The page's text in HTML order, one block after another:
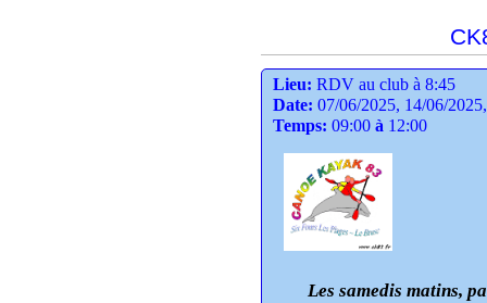
Lieu: RDV au club à 8:45
Date: 07/06/2025, 14/06/
Temps: 09:00 à 12:00
Les samedis matins,